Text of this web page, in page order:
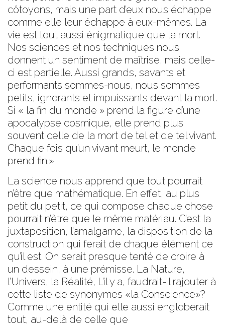
côtoyons, mais une part d’eux nous échappe
comme elle leur échappe à eux-mêmes. La
vie est tout aussi énigmatique que la mort.
Nos sciences et nos techniques nous
donnent un sentiment de maîtrise, mais celle-
ci est partielle. Aussi grands, savants et
performants sommes-nous, nous sommes
petits, ignorants et impuissants devant la mort.
Si « la fin du monde » prend la figure d’une
apocalypse cosmique, elle prend plus
souvent celle de la mort de tel et de tel vivant.
Chaque fois qu’un vivant meurt, le monde
prend fin.»
La science nous apprend que tout pourrait
n’être que mathématique. En effet, au plus
petit du petit, ce qui compose chaque chose
pourrait n’être que le même matériau. C’est la
juxtaposition, l’amalgame, la disposition de la
construction qui ferait de chaque élément ce
qu’il est. On serait presque tenté de croire à
un dessein, à une prémisse. La Nature,
l’Univers, la Réalité, L’il y a, faudrait-il rajouter à
cette liste de synonymes «la Conscience»?
Comme une entité qui elle aussi engloberait
tout, au-delà de celle que